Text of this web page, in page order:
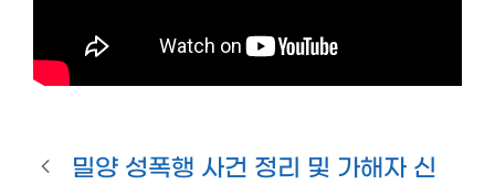
밀양 성폭행 사건 정리 및 가해자 신